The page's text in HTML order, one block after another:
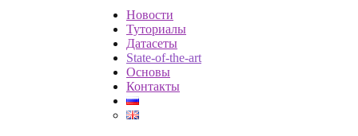
Новости
Туториалы
Датасеты
State-of-the-art
Основы
Контакты